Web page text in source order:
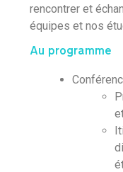
rencontrer et
équipes et nos
Au programme